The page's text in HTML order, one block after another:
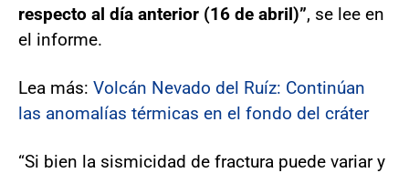
respecto al día anterior (16 de abril)”, se lee en
el informe.
Lea más: Volcán Nevado del Ruíz: Continúan
las anomalías térmicas en el fondo del cráter
“Si bien la sismicidad de fractura puede variar y